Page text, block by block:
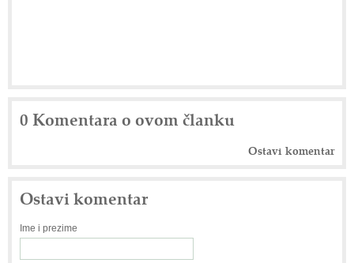
0 Komentara o ovom članku
Ostavi komentar
Ostavi komentar
Ime i prezime